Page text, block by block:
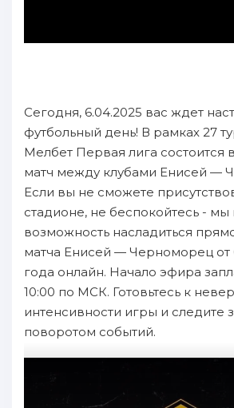
Сегодня, 6.04.2025 вас ждет
футбольный день! В рамках 27
Мелбет Первая лига
матч между клубами Енисей —
Если вы не сможете
стадионе, не беспокойтесь -
возможность насладиться
матча Енисей — Черноморец от
года онлайн. Начало эфира
10:00 по МСК. Готовьтесь к
интенсивности игры и следите
поворотом событий.